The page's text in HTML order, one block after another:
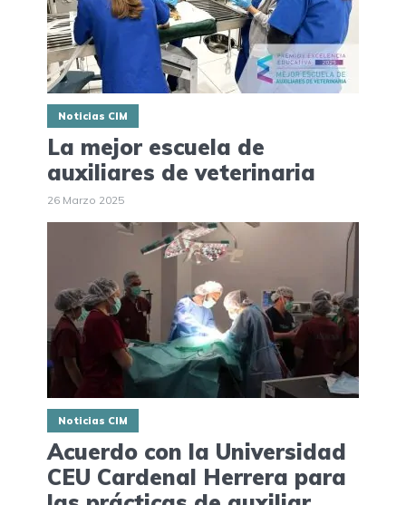
Noticias CIM
La mejor escuela de
auxiliares de veterinaria
26 Marzo 2025
Noticias CIM
Acuerdo con la Universidad
CEU Cardenal Herrera para